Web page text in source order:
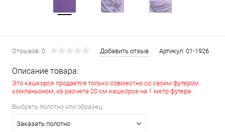
Отзывов: 0 Добавить отзыв Артикул: 01-1926
Описание товара:
Это кашкорсе продается только совместно со своим футером
компаньоном, из расчета 20 см кашкорсе на 1 метр футера.
Выбрать полотно или образец:
Заказать полотно